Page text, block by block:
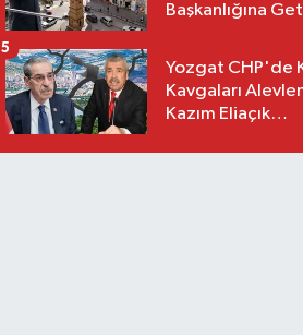
Başkanlığına
Yozgat CHP'de
Kavgaları
Kazım Eliaçık
5